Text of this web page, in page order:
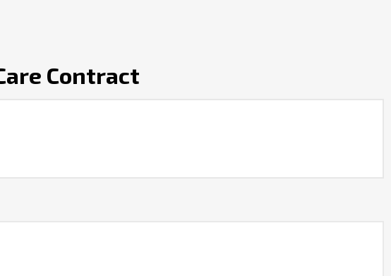
Contract